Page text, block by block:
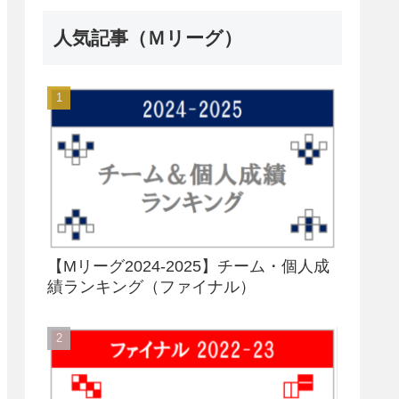
人気記事（Ｍリーグ）
【Mリーグ2024-2025】チーム・個人成
績ランキング（ファイナル）